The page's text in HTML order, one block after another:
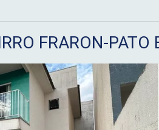
FRARON-PATO